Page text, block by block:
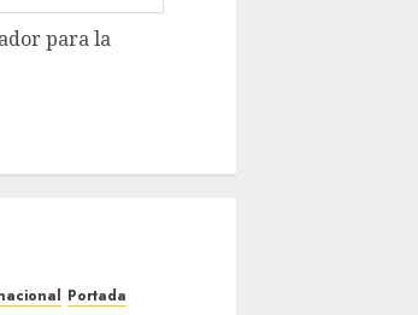
para la
Portada